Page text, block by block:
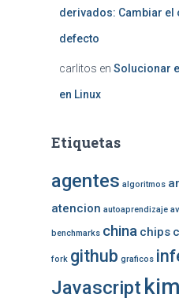
derivados: Cambiar el
defecto
carlitos en Solucionar
en Linux
Etiquetas
agentes algoritmos
atencion autoaprendizaje
benchmarks china chips
fork github graficos
Javascript